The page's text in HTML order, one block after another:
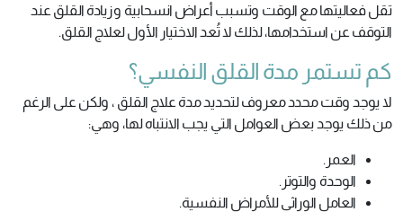
تقل فعاليتها مع الوقت وتسبب أعراض انسحابية وزيادة القلق عند
التوقف عن استخدامها، لذلك لا تُعد الاختيار الأول لعلاج القلق.
كم تستمر مدة القلق النفسي؟
لا يوجد وقت محدد معروف لتحديد مدة علاج القلق ، ولكن على الرغم
من ذلك يوجد بعض العوامل التي يجب الانتباه لها، وهي:
العمر.
الوحدة والتوتر.
العامل الوراثي للأمراض النفسية.